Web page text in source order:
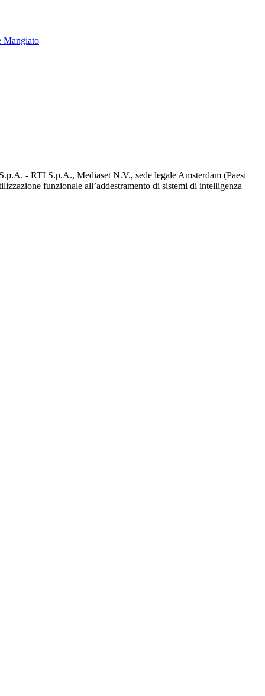
Mangiato
- RTI S.p.A., Mediaset N.V., sede legale Amsterdam (Paesi
funzionale all’addestramento di sistemi di intelligenza